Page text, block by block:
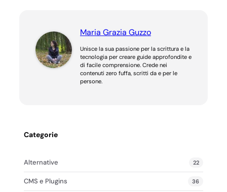
Maria Grazia Guzzo
Unisce la sua passione per la scrittura e la
tecnologia per creare guide approfondite e
di facile comprensione. Crede nei
contenuti zero fuffa, scritti da e per le
persone.
Categorie
Alternative 22
CMS e Plugins 36